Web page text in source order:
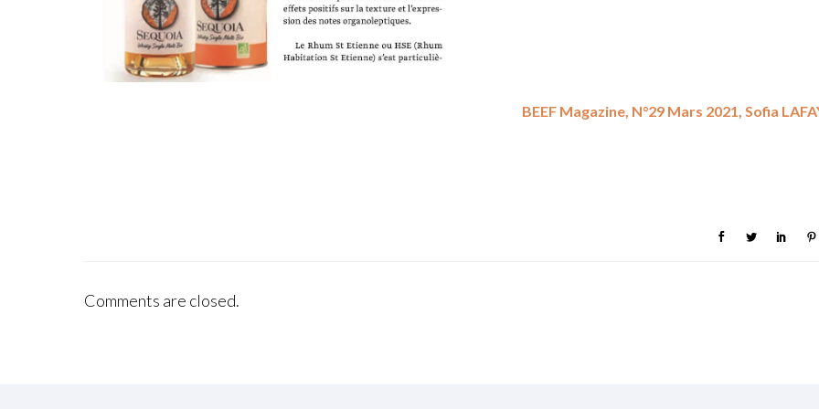
BEEF Magazine, N°29 Mars 2021, Sofia
Comments are closed.